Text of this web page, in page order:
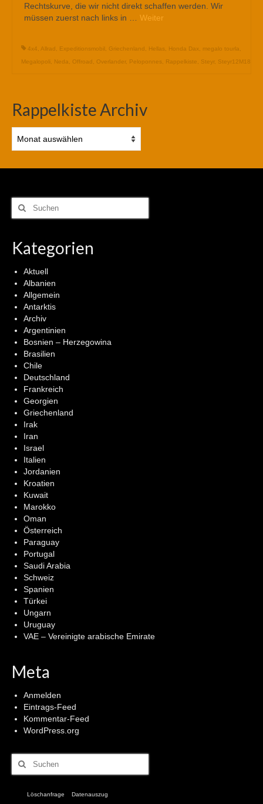
Rechtskurve, die wir nicht direkt schaffen werden. Wir
müssen zuerst nach links in … Weiter
4x4 Allrad Expeditionsmobil Griechenland Hellas Honda Dax megalo tourla
Megalopoli
Neda Offroad Overlander, Peloponnes Rappelkiste Steyr, Steyr12M18
Rappelkiste Archiv
Archiv
Suchen
nach:
Kategorien
Aktuell
Albanien
Allgemein
Antarktis
Archiv
Argentinien
Bosnien – Herzegowina
Brasilien
Chile
Deutschland
Frankreich
Georgien
Griechenland
Irak
Iran
Israel
Italien
Jordanien
Kroatien
Kuwait
Marokko
Oman
Österreich
Paraguay
Portugal
Saudi Arabia
Schweiz
Spanien
Türkei
Ungarn
Uruguay
VAE – Vereinigte arabische Emirate
Meta
Anmelden
Eintrags-Feed
Kommentar-Feed
WordPress.org
Suchen
nach:
Löschanfrage Datenauszug